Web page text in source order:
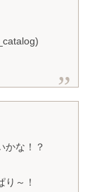
かな！？
～！